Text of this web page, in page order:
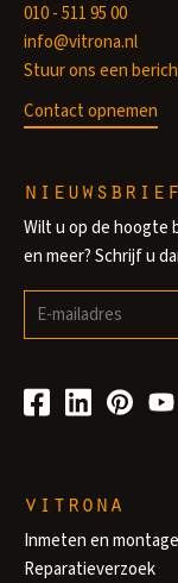
010 - 511 95 00
info@vitrona.nl
Stuur ons een
Contact opnemen
nieuwsbrief
Wilt u op de hoogte
en meer? Schrijf u
vitrona
Inmeten en montage
Reparatieverzoek